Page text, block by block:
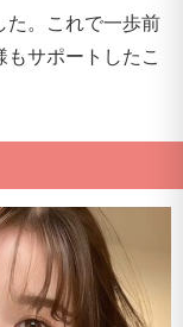
た。これで一歩前
サポートしたこ